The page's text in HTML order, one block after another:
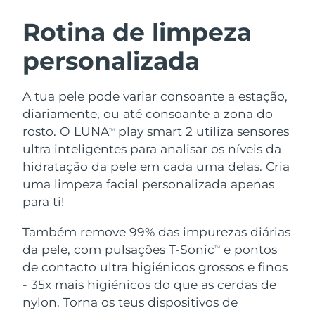
Rotina de limpeza
personalizada
A tua pele pode variar consoante a estação,
diariamente, ou até consoante a zona do
rosto. O LUNATM
play smart 2 utiliza sensores
ultra inteligentes para analisar os níveis da
hidratação da pele em cada uma delas. Cria
uma limpeza facial personalizada apenas
para ti!
Também remove 99% das impurezas diárias
da pele, com pulsações T-SonicTM
e pontos
de contacto ultra higiénicos grossos e finos
- 35x mais higiénicos do que as cerdas de
nylon. Torna os teus dispositivos de
LUNA™ 4 kit
Anti-aging massage
LUNA™ 4 Plus
LUNA™ 4 Men
For men, anti-aging massage
BEAR™ 2 kit
Microcurrent toning
BEAR™ 2 go
BEAR™ 2 eyes & lips
Microcurrent line smoothing device
Hidratação
UFO™ 3 kit
UFO™ 3 LED
Near-infrared and red light therapy
device
Cuidado oral
issa™ 4 plus
Smart hybrid silicone sonic toothbrush
TRATAMENTO ANTIENVELHECIMENTO
FAQ™
Antienvelhecimento Tratamentos LED
NEW
Áustria
Barein Entrega prevista
Bélgica
Bermudas Entrega prevista8/16/26
Bósnia e
Herzegovina
Entrega prevista 8/13/26
Brunei
Bulgária Entrega prevista8/10/26
Canadá Entrega prevista 8/14/26
Chile Entrega prevista